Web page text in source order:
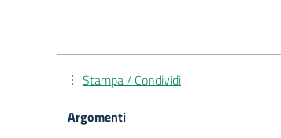
Stampa / Condividi
Argomenti